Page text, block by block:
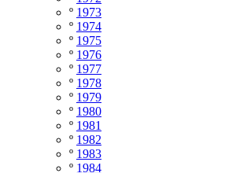
º 1973
º 1974
º 1975
º 1976
º 1977
º 1978
º 1979
º 1980
º 1981
º 1982
º 1983
º 1984